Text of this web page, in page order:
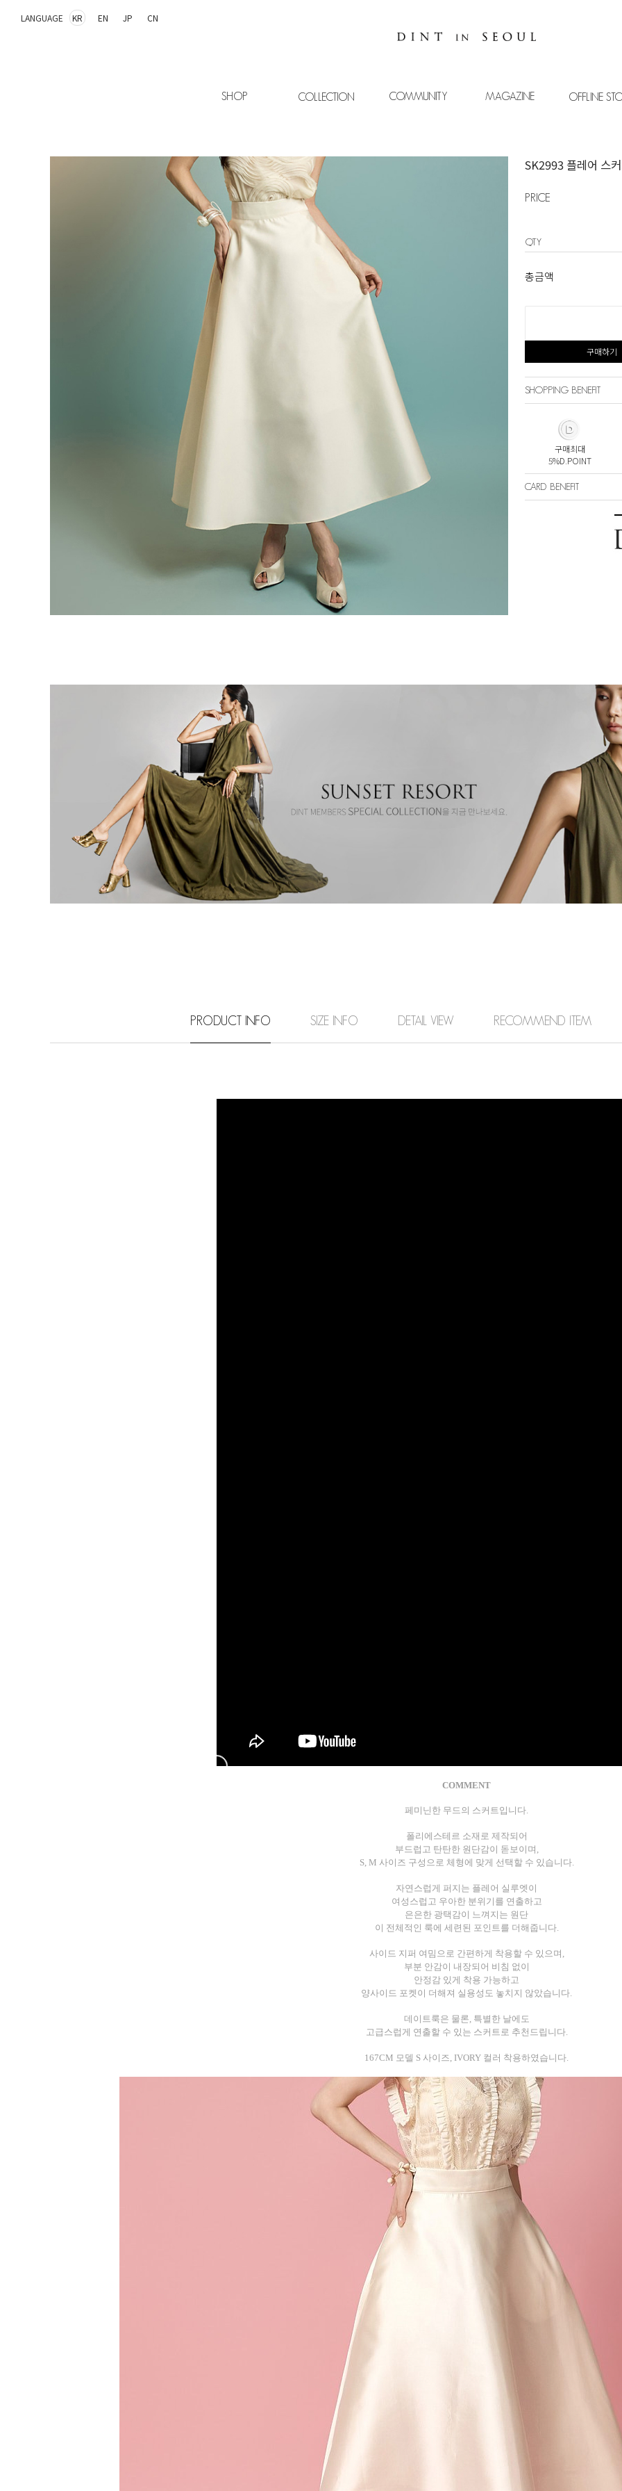
LANGUAGE KR EN JP CN
SHOP COLLECTION COMMUNITY MAGAZINE OFFLINE
SK2993 플레어 스
PRICE
QTY
총금액
구매하기
SHOPPING BENEFIT
구매최대
5%D.POINT
CARD BENEFIT
PRODUCT INFO SIZE INFO DETAIL VIEW RECOMMEND ITEM
COMMENT
페미닌한 무드의 스커트입니다.
폴리에스테르 소재로 제작되어
부드럽고 탄탄한 원단감이 돋보이며,
S, M 사이즈 구성으로 체형에 맞게 선택할 수 있습니다.
자연스럽게 퍼지는 플레어 실루엣이
여성스럽고 우아한 분위기를 연출하고
은은한 광택감이 느껴지는 원단
이 전체적인 룩에 세련된 포인트를 더해줍니다.
사이드 지퍼 여밈으로 간편하게 착용할 수 있으며,
부분 안감이 내장되어 비침 없이
안정감 있게 착용 가능하고
양사이드 포켓이 더해져 실용성도 놓치지 않았습니다.
데이트룩은 물론, 특별한 날에도
고급스럽게 연출할 수 있는 스커트로 추천드립니다.
167CM 모델 S 사이즈, IVORY 컬러 착용하였습니다.